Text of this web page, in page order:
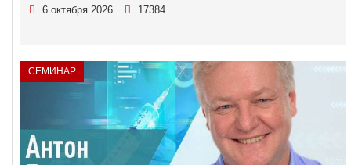
6 октября 2026 17384
СЕМИНАР